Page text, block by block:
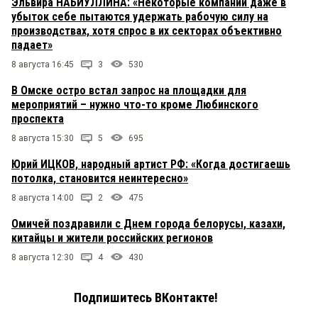
убыток себе пытаются удержать рабочую силу на
производствах, хотя спрос в их секторах объективно
падает»
8 августа 16:45 3 530
В Омске остро встал запрос на площадки для
мероприятий – нужно что-то кроме Любинского
проспекта
8 августа 15:30 5 695
Юрий ИЦКОВ, народный артист РФ: «Когда достигаешь
потолка, становится неинтересно»
8 августа 14:00 2 475
Омичей поздравили с Днем города белорусы, казахи,
китайцы и жители российских регионов
8 августа 12:30 4 430
Подпишитесь ВКонтакте!